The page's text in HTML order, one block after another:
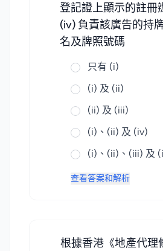
登記證上顯示的註冊
(iv) 負責該廣告的持
名及牌照號碼
只有 (i)
(i) 及 (ii)
(ii) 及 (iii)
(i)、(ii) 及 (iv)
(i)、(ii)、(iii) 及
查看答案和解析
根據香港《地產代理